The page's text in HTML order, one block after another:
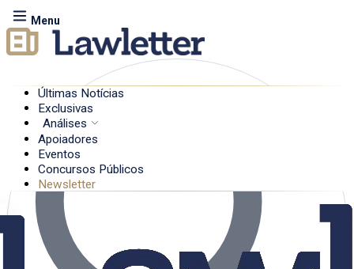
Menu
Últimas Notícias
Exclusivas
Análises
Apoiadores
Eventos
Concursos Públicos
Newsletter